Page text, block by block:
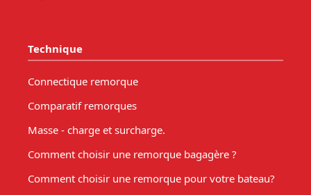
Technique
Connectique remorque
Comparatif remorques
Masse - charge et surcharge.
Comment choisir une remorque bagagère ?
Comment choisir une remorque pour votre bateau?